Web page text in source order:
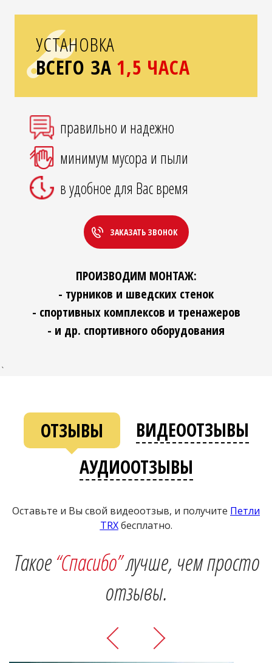
УСТАНОВКА
ВСЕГО ЗА 1,5 ЧАСА
правильно и надежно
минимум мусора и пыли
в удобное для Вас время
ЗАКАЗАТЬ ЗВОНОК
ПРОИЗВОДИМ МОНТАЖ:
- турников и шведских стенок
- спортивных комплексов и тренажеров
- и др. спортивного оборудования
`
ОТЗЫВЫ
ВИДЕООТЗЫВЫ
АУДИООТЗЫВЫ
Оставьте и Вы свой видеоотзыв, и получите Петли
ТRХбесплатно.
Такое“Спасибо”лучше, чем просто
отзывы.